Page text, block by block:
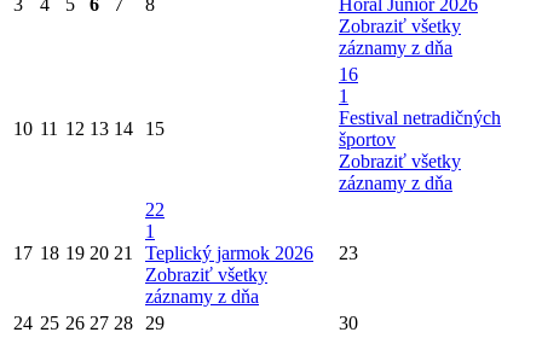
3 4 5 6 7 8
Horal Junior 2026
Zobraziť všetky
záznamy z dňa
10 11 12 13 14 15
16
1
Festival netradičných
športov
Zobraziť všetky
záznamy z dňa
17 18 19 20 21
22
1
Teplický jarmok 2026
Zobraziť všetky
záznamy z dňa
23
24 25 26 27 28 29
30